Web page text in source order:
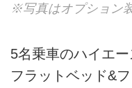
※写真はオプション
5名乗車のハイエ
フラットベッド&